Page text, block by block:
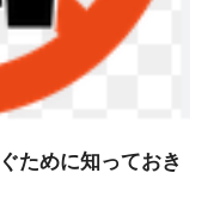
ために知っておき